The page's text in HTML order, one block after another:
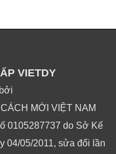
VIETDY
MỚI VIỆT NAM
0105287737 do Sở Kế
04/05/2011, sửa đổi lần